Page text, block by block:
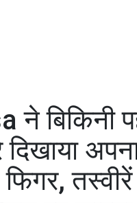
ने बिकिनी
फिगर,